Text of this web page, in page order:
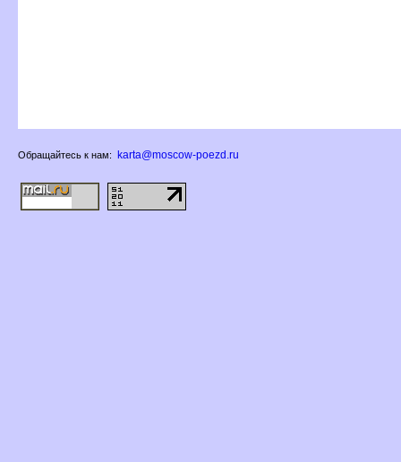
Обращайтесь к нам: karta@moscow-poezd.ru